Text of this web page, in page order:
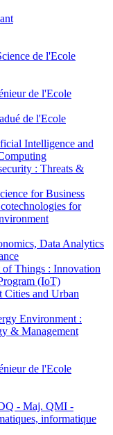
de l'Ecole
de l'Ecole
de l'Ecole
Intelligence and
: Threats &
for Business
for
Data Analytics
Things : Innovation
(IoT)
Cities and Urban
Environment :
& Management
de l'Ecole
- Maj. QMI -
informatique